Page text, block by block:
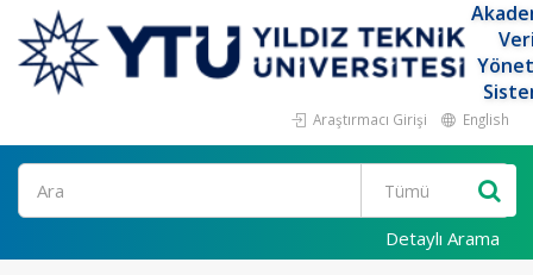
Araştırmacı Girişi English
Ara
Detaylı Arama